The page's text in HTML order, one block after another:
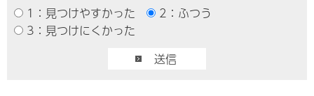
1：見つけやすかった
2：ふつう
3：見つけにくかった